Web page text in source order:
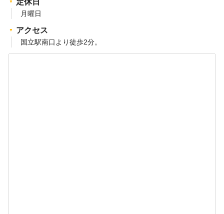
定休日
月曜日
アクセス
国立駅南口より徒歩2分。